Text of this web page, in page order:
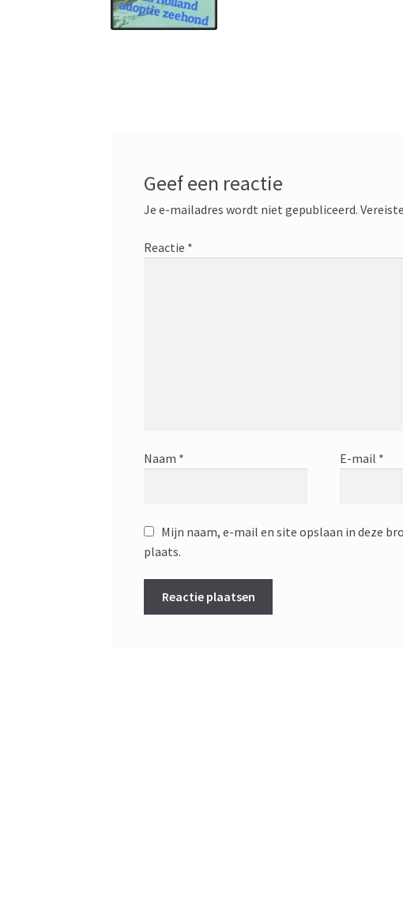
Geef een reactie
Je e-mailadres wordt niet gepubliceerd.
Reactie *
Naam * E-mail *
Mijn naam, e-mail en site opslaan in deze
plaats.